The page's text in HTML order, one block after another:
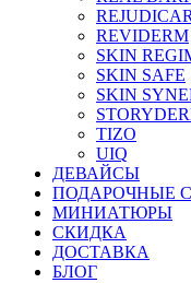
REVIDERM
SKIN
SKIN SAFE
SKIN
TIZO
UIQ
ДЕВАЙСЫ
ПОДАРОЧНЫЕ
МИНИАТЮРЫ
СКИДКА
ДОСТАВКА
БЛОГ